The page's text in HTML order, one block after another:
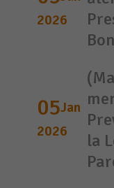
2026
05Jan
2026
la